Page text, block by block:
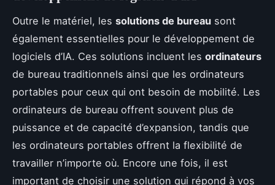
Outre le matériel, les solutions de bureau sont
également essentielles pour le développement de
logiciels d’IA. Ces solutions incluent les ordinateurs
de bureau traditionnels ainsi que les ordinateurs
portables pour ceux qui ont besoin de mobilité. Les
ordinateurs de bureau offrent souvent plus de
puissance et de capacité d’expansion, tandis que
les ordinateurs portables offrent la flexibilité de
travailler n’importe où. Encore une fois, il est
important de choisir une solution qui répond à vos